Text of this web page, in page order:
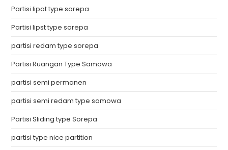
Partisi lipat type sorepa
Partisi lipst type sorepa
partisi redam type sorepa
Partisi Ruangan Type Samowa
partisi semi permanen
partisi semi redam type samowa
Partisi Sliding type Sorepa
partisi type nice partition